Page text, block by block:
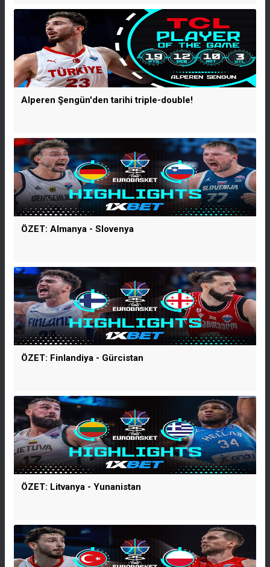
Alperen Şengün'den tarihi triple-double!
ÖZET: Almanya - Slovenya
ÖZET: Finlandiya - Gürcistan
ÖZET: Litvanya - Yunanistan